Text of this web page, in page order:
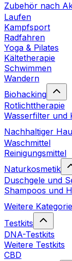
Zubehör nach
Laufen
Kampfsport
Radfahren
Yoga & Pilates
Kältetherapie
Schwimmen
Wandern
Biohacking
Rotlichttherapie
Wasserfilter und
Nachhaltiger
Waschmittel
Reinigungsmittel
Naturkosmetik
Duschgele und
Shampoos und
Weitere
Testkits
DNA-Testkits
Weitere Testkits
CBD